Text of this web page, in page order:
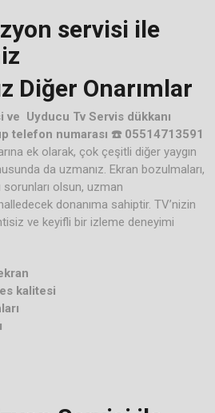
servisi ile
Diğer Onarımlar
Uyducu Tv Servis dükkanı
telefon numarası ☎️ 05514713591
ek olarak, çok çeşitli diğer yaygın
da uzmanız. Ekran bozulmaları,
sorunları olsun, uzman
donanıma sahiptir. TV’nizin
ve keyifli bir izleme deneyimi
kalitesi